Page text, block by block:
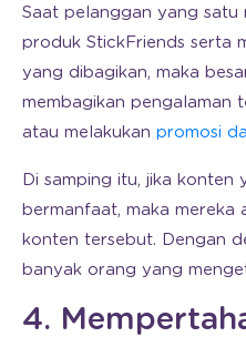
Saat pelanggan yang satu
produk StickFriends serta
yang dibagikan, maka
membagikan pengalaman
atau melakukan promosi
Di samping itu, jika
bermanfaat, maka mereka
konten tersebut. Dengan
banyak orang yang
4.